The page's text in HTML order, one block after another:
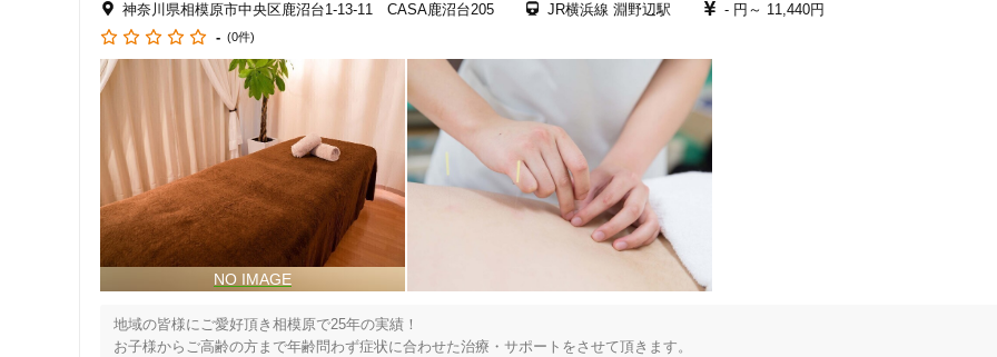
神奈川県相模原市中央区鹿沼台1-13-11 CASA鹿沼台205 JR横浜線 淵野辺駅 - 円～ 11,440円
- (0件)
地域の皆様にご愛好頂き相模原で25年の実績！
お子様からご高齢の方まで年齢問わず症状に合わせた治療・サポートをさせて頂きます。